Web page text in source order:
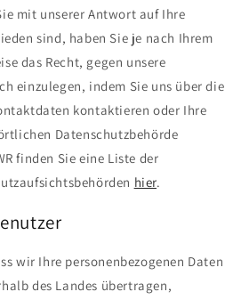
mit unserer Antwort auf Ihre
sind, haben Sie je nach Ihrem
das Recht, gegen unsere
einzulegen, indem Sie uns über die
kontaktieren oder Ihre
Datenschutzbehörde
finden Sie eine Liste der
hier.
wir Ihre personenbezogenen Daten
des Landes übertragen,